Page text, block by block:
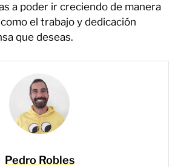
a poder ir creciendo de manera
el trabajo y dedicación
que deseas.
Pedro Robles